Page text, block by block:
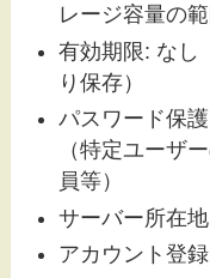
レージ容量の範
有効期限: なし
り保存）
パスワード保
（特定ユーザ
員等）
サーバー所在
アカウント登